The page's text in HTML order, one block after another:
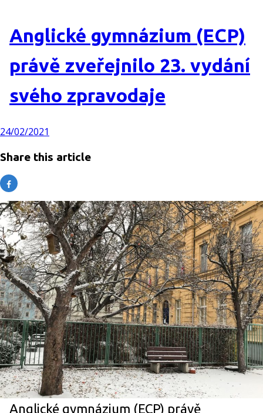
Anglické gymnázium (ECP)
právě zveřejnilo 23. vydání
svého zpravodaje
24/02/2021
Share this article
Anglické gymnázium (ECP) právě